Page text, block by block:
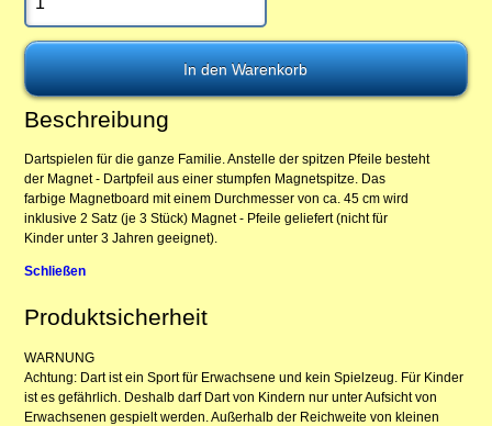
Beschreibung
Dartspielen für die ganze Familie. Anstelle der spitzen Pfeile besteht
der Magnet - Dartpfeil aus einer stumpfen Magnetspitze. Das
farbige Magnetboard mit einem Durchmesser von ca. 45 cm wird
inklusive 2 Satz (je 3 Stück) Magnet - Pfeile geliefert (nicht für
Kinder unter 3 Jahren geeignet).
Schließen
Produktsicherheit
WARNUNG
Achtung: Dart ist ein Sport für Erwachsene und kein Spielzeug. Für Kinder
ist es gefährlich. Deshalb darf Dart von Kindern nur unter Aufsicht von
Erwachsenen gespielt werden. Außerhalb der Reichweite von kleinen